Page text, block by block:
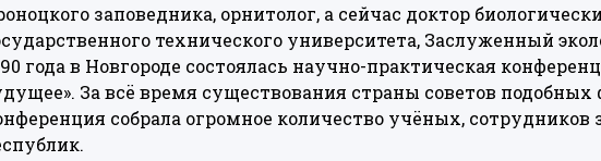
заповедника, орнитолог, а сейчас доктор
технического университета, Заслуженный
года в Новгороде состоялась научно-практическая
За всё время существования страны советов подобных
собрала огромное количество учёных, сотрудников